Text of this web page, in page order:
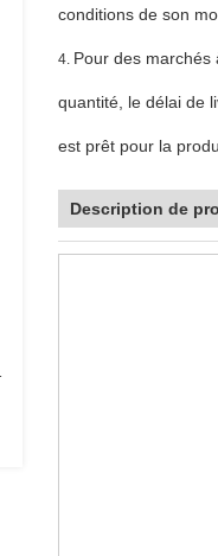
conditions de son
4. Pour des marchés
quantité, le délai de
est prêt pour la
Description de